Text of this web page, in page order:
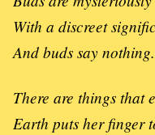
With a discreet
And buds say nothing.
There are things that
Earth puts her finger